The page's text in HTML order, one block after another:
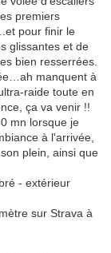
premiers
pour finir le
glissantes et de
bien resserrées.
manquent à
raide toute en
ça va venir !!
mn lorsque je
à l'arrivée,
plein, ainsi que
- extérieur
sur Strava à